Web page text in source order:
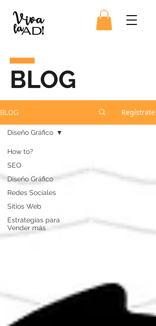
BLOG
BLOG Regístrate
How to?
SEO
Diseño Gráfico
Redes Sociales
Sitios Web
Estrategias para
Vender más
Diseño Gráfico